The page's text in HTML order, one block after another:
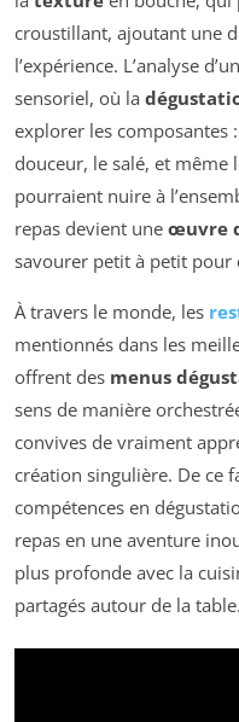
croustillant, ajoutant une
l’expérience. L’analyse
sensoriel, où la
explorer les composantes
douceur, le salé, et même
pourraient nuire à
repas devient une œuvre
savourer petit à petit pour
À travers le monde, les
mentionnés dans les
offrent des menus
sens de manière
convives de vraiment
création singulière. De ce
compétences en
repas en une aventure
plus profonde avec la
partagés autour de la table.